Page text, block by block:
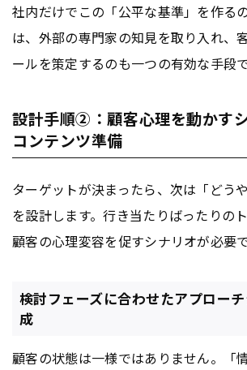
社内だけでこの「公平な基準」を作る
は、外部の専門家の知見を取り入れ、
ールを策定するのも一つの有効な手段で
設計手順②：顧客心理を動かす
コンテンツ準備
ターゲットが決まったら、次は「どう
を設計します。行き当たりばったりの
顧客の心理変容を促すシナリオが必要で
検討フェーズに合わせたアプロー
成
顧客の状態は一様ではありません。「